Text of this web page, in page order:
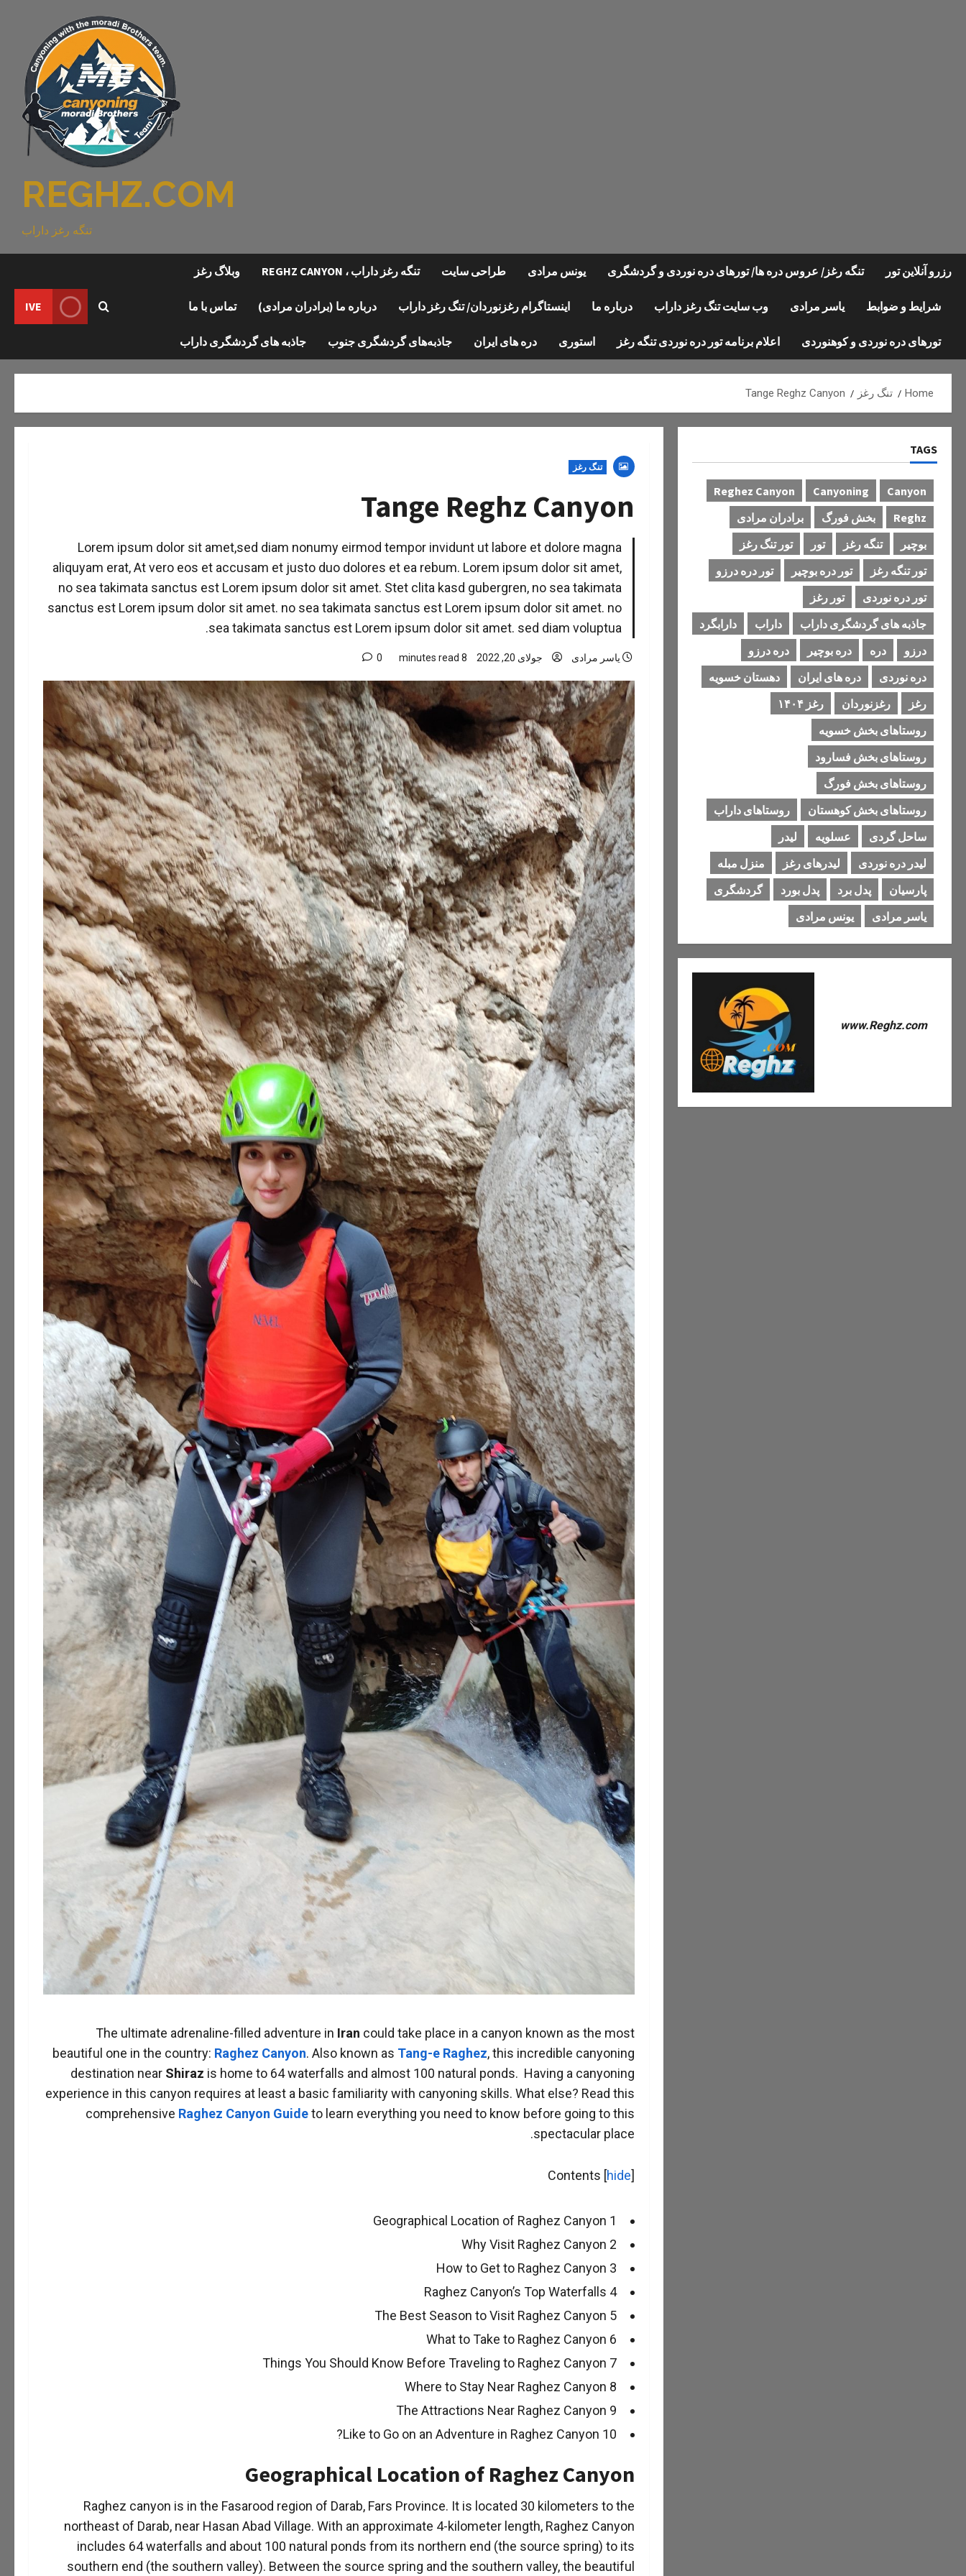
REGHZ.COM
تنگه رغز داراب
رزرو آنلاین تور تنگه رغز/ عروس دره ها/ تورهای دره نوردی و گردشگری یونس مرادی طراحی سایت تنگه رغز داراب ، REGHZ CANYON وبلاگ رغز
شرایط و ضوابط یاسر مرادی وب سایت تنگ رغز داراب درباره ما اینستاگرام رغزنوردان/ تنگ رغز داراب درباره ما (برادران مرادی) تماس با ما
تورهای دره نوردی و کوهنوردی اعلام برنامه تور دره نوردی تنگه رغز استوری دره های ایران جاذبه‌های گردشگری جنوب جاذبه های گردشگری داراب
IVE
Home تنگ رغز Tange Reghz Canyon
تنگ رغز
Tange Reghz Canyon
Lorem ipsum dolor sit amet,sed diam nonumy eirmod tempor invidunt ut labore et dolore magna
aliquyam erat, At vero eos et accusam et justo duo dolores et ea rebum. Lorem ipsum dolor sit amet,
no sea takimata sanctus est Lorem ipsum dolor sit amet. Stet clita kasd gubergren, no sea takimata
sanctus est Lorem ipsum dolor sit amet. no sea takimata sanctus est Lorem ipsum dolor sit amet. no
sea takimata sanctus est Lorem ipsum dolor sit amet. sed diam voluptua.
یاسر مرادی جولای 20, 2022 8 minutes read
0
The ultimate adrenaline-filled adventure in Iran could take place in a canyon known as the most
beautiful one in the country: Raghez Canyon. Also known as Tang-e Raghez, this incredible canyoning
destination near Shiraz is home to 64 waterfalls and almost 100 natural ponds. Having a canyoning
experience in this canyon requires at least a basic familiarity with canyoning skills. What else? Read this
comprehensive Raghez Canyon Guideto learn everything you need to know before going to this
spectacular place.
Contents [hide]
1
2
3
4
5
6
7
8
9
10
Geographical Location of Raghez Canyon
Raghez canyon is in the Fasarood region of Darab, Fars Province. It is located 30 kilometers to the
northeast of Darab, near Hasan Abad Village. With an approximate 4-kilometer length, Raghez Canyon
includes 64 waterfalls and about 100 natural ponds from its northern end (the source spring) to its
southern end (the southern valley). Between the source spring and the southern valley, the beautiful
TAGS
Canyon
Canyoning
Reghez Canyon
Reghz
بخش فورگ
برادران مرادی
بوچیر
تنگه رغز تور
تور تنگ رغز
تور تنگه رغز
تور دره بوچیر
تور دره درزو
تور دره نوردی
تور رغز
جاذبه های گردشگری داراب
داراب
دارابگرد
درزو
دره دره بوچیر
دره درزو
دره نوردی
دره های ایران
دهستان خسویه
رغز
رغزنوردان
رغز ۱۴۰۴
روستاهای بخش خسویه
روستاهای بخش فسارود
روستاهای بخش فورگ
روستاهای بخش کوهستان
روستاهای داراب
ساحل گردی
عسلویه
لیدر
لیدر دره نوردی
لیدرهای رغز
منزل مبله
پارسیان
پدل برد پدل بورد
گردشگری
یاسر مرادی
یونس مرادی
www.Reghz.com